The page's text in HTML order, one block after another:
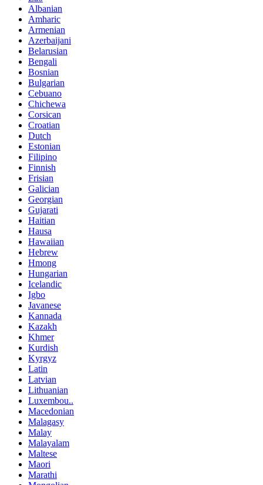
Albanian
Amharic
Armenian
Azerbaijani
Belarusian
Bengali
Bosnian
Bulgarian
Cebuano
Chichewa
Corsican
Croatian
Dutch
Estonian
Filipino
Finnish
Frisian
Galician
Georgian
Gujarati
Haitian
Hausa
Hawaiian
Hebrew
Hmong
Hungarian
Icelandic
Igbo
Javanese
Kannada
Kazakh
Khmer
Kurdish
Kyrgyz
Latin
Latvian
Lithuanian
Luxembou..
Macedonian
Malagasy
Malay
Malayalam
Maltese
Maori
Marathi